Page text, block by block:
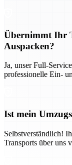
Übernimmt Ihr
Auspacken?
Ja, unser Full-
professionelle Ein-
Ist mein
Selbstverständlich!
Transports über uns